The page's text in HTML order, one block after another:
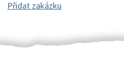
Přidat zakázku